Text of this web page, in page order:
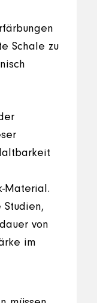
Schale zu
Material.
von
im